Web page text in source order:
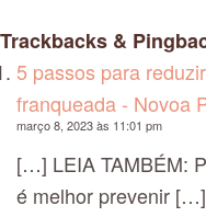
Trackbacks &
5 passos para
franqueada - Novoa
março 8, 2023 às 11:01 pm
[…] LEIA TAMBÉM:
é melhor prevenir […]